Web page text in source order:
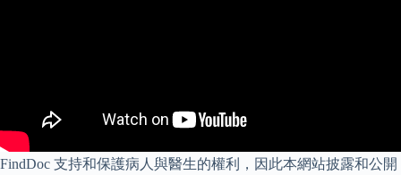
FindDoc 支持和保護病人與醫生的權利，因此本網站披露和公開